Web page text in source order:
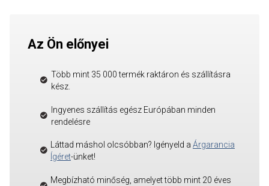
Az Ön előnyei
Több mint 35 000 termék raktáron és szállításra
kész.
Ingyenes szállítás egész Európában minden
rendelésre
Láttad máshol olcsóbban? Igényeld a Árgarancia
Ígéret-ünket!
Megbízható minőség, amelyet több mint 20 éves